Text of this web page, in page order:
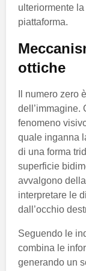
ulteriormente
piattaforma.
ottiche
Il numero zero
dell’immagine.
fenomeno
quale inganna
di una forma
superficie
avvalgono
interpretare le
dall’occhio
Seguendo le
combina le
generando un